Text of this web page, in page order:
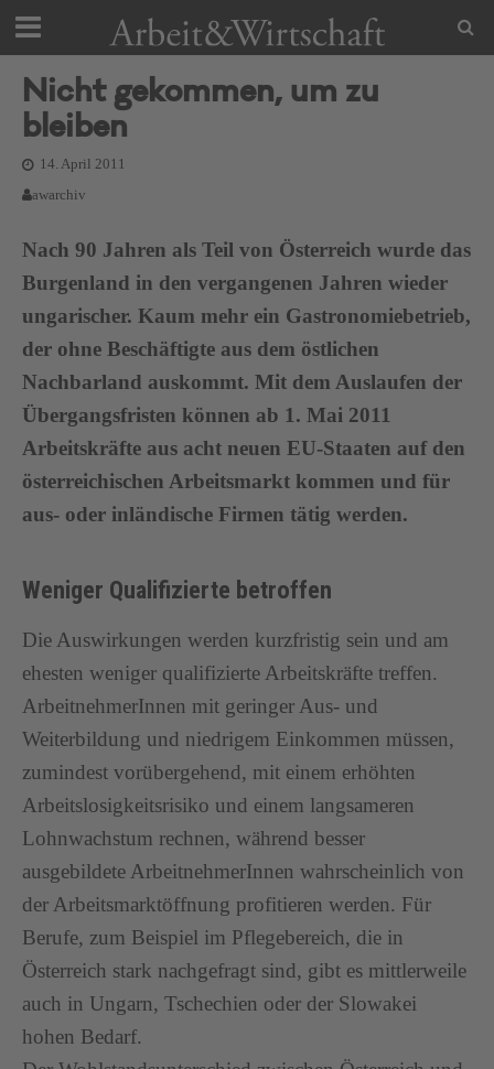
Nicht gekommen, um zu
bleiben
14. April 2011
awarchiv
Nach 90 Jahren als Teil von Österreich wurde das
Burgenland in den vergangenen Jahren wieder
ungarischer. Kaum mehr ein Gastronomiebetrieb,
der ohne Beschäftigte aus dem östlichen
Nachbarland auskommt. Mit dem Auslaufen der
Übergangsfristen können ab 1. Mai 2011
Arbeitskräfte aus acht neuen EU-Staaten auf den
österreichischen Arbeitsmarkt kommen und für
aus- oder inländische Firmen tätig werden.
Weniger Qualifizierte betroffen
Die Auswirkungen werden kurzfristig sein und am
ehesten weniger qualifizierte Arbeitskräfte treffen.
ArbeitnehmerInnen mit geringer Aus- und
Weiterbildung und niedrigem Einkommen müssen,
zumindest vorübergehend, mit einem erhöhten
Arbeitslosigkeitsrisiko und einem langsameren
Lohnwachstum rechnen, während besser
ausgebildete ArbeitnehmerInnen wahrscheinlich von
der Arbeitsmarktöffnung profitieren werden. Für
Berufe, zum Beispiel im Pflegebereich, die in
Österreich stark nachgefragt sind, gibt es mittlerweile
auch in Ungarn, Tschechien oder der Slowakei
hohen Bedarf.